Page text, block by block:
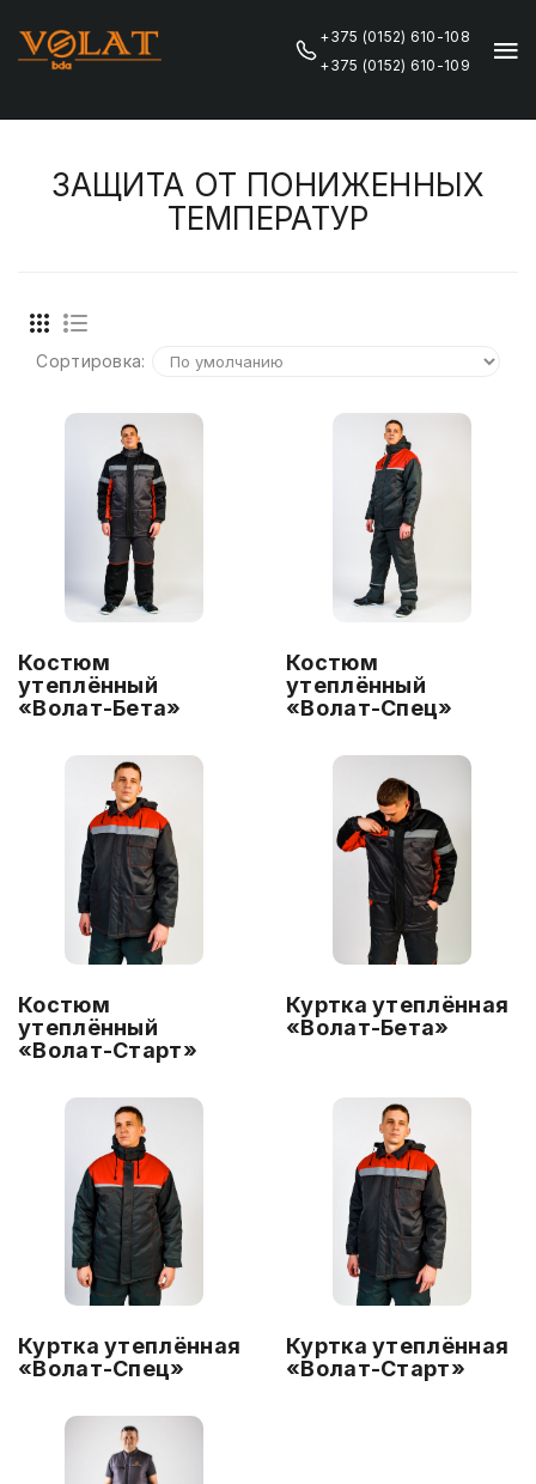
+375 (0152) 610-108
+375 (0152) 610-109
ЗАЩИТА ОТ ПОНИЖЕННЫХ
ТЕМПЕРАТУР
Сортировка:
Костюм
утеплённый
«Волат-Бета»
Костюм
утеплённый
«Волат-Спец»
Костюм
утеплённый
«Волат-Старт»
Куртка утеплённая
«Волат-Бета»
Куртка утеплённая
«Волат-Спец»
Куртка утеплённая
«Волат-Старт»